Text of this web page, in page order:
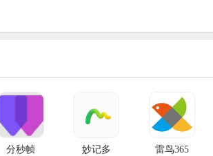
分秒帧 妙记多 雷鸟365